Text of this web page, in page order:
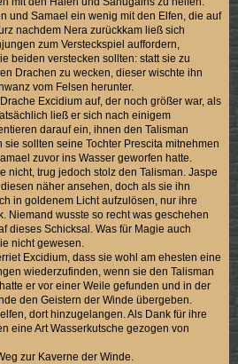
und Samael ein wenig mit den Elfen, die auf
nachdem Nera zurückkam ließ sich
zum Versteckspiel auffordern,
beiden verstecken sollten: statt sie zu
Drachen zu wecken, dieser wischte ihn
vom Felsen herunter.
Excidium auf, der noch größer war, als
ließ er sich nach einigem
darauf ein, ihnen den Talisman
sollten seine Tochter Prescita mitnehmen
zuvor ins Wasser geworfen hatte.
nicht, trug jedoch stolz den Talisman. Jaspe
näher ansehen, doch als sie ihn
in goldenem Licht aufzulösen, nur ihre
Niemand wusste so recht was geschehen
dieses Schicksal. Was für Magie auch
nicht gewesen.
Excidium, dass sie wohl am ehesten eine
wiederzufinden, wenn sie den Talisman
er vor einer Weile gefunden und in der
den Geistern der Winde übergeben.
dort hinzugelangen. Als Dank für ihre
eine Art Wasserkutsche gezogen von
zur Kaverne der Winde.